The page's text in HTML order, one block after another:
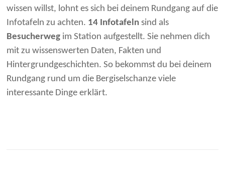
wissen willst, lohnt es sich bei deinem Rundgang auf die
Infotafeln zu achten. 14 Infotafeln sind als
Besucherweg im Station aufgestellt. Sie nehmen dich
mit zu wissenswerten Daten, Fakten und
Hintergrundgeschichten. So bekommst du bei deinem
Rundgang rund um die Bergiselschanze viele
interessante Dinge erklärt.